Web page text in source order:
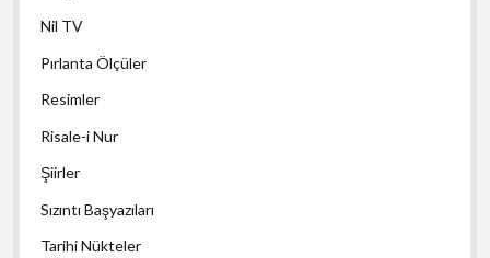
Nil TV
Pırlanta Ölçüler
Resimler
Risale-i Nur
Şiirler
Sızıntı Başyazıları
Tarihi Nükteler